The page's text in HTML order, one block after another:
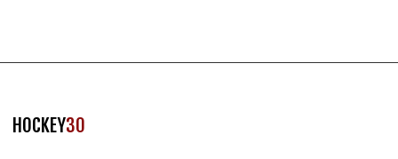
HOCKEY30